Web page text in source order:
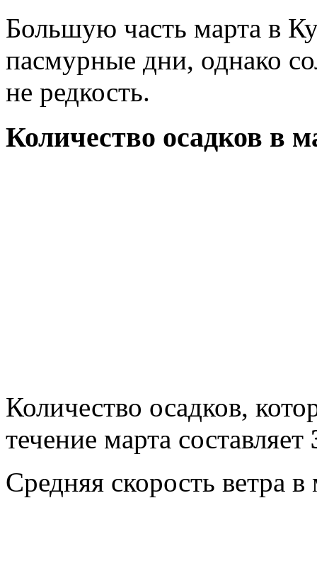
Большую часть марта в
пасмурные дни, однако
не редкость.
Количество осадков в
Количество осадков,
течение марта составляет
Средняя скорость ветра